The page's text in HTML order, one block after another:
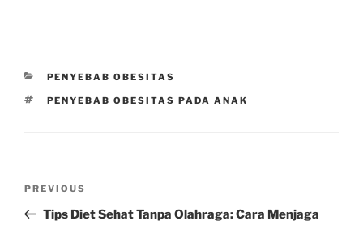
CATEGORIES
PENYEBAB OBESITAS
TAGS
PENYEBAB OBESITAS PADA ANAK
Previous
Post
PREVIOUS
Tips Diet Sehat Tanpa Olahraga: Cara Menjaga